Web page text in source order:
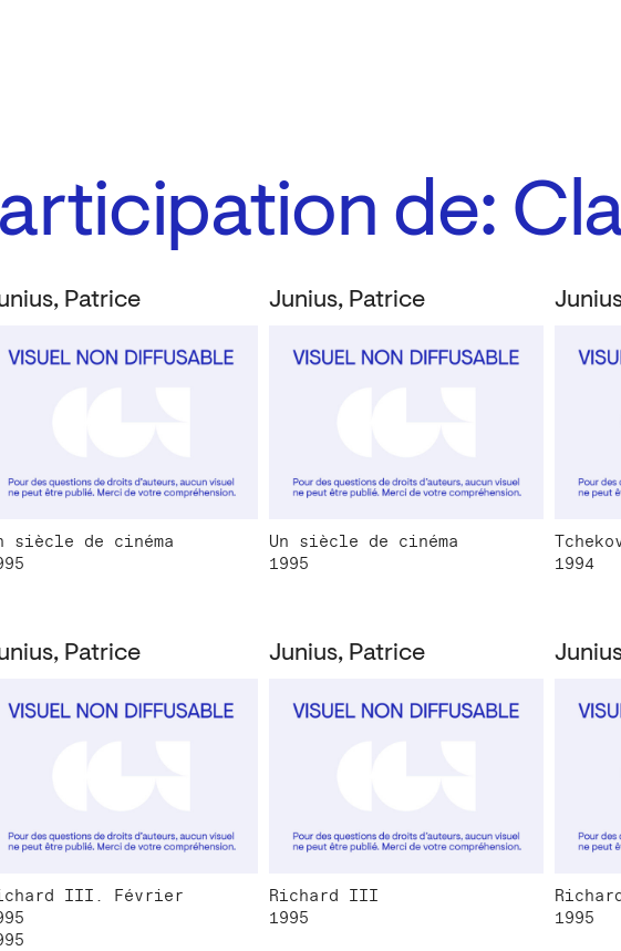
de:
Patrice
siècle de cinéma
Junius, Patrice
Un siècle de cinéma
1995
1994
Patrice
III. Février
Junius, Patrice
Richard III
1995
1995